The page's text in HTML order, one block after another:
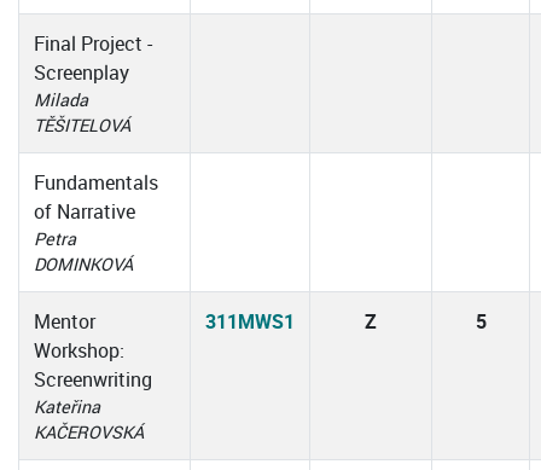
Final Project -
Screenplay
Milada
TĚŠITELOVÁ
Fundamentals
of Narrative
Petra
DOMINKOVÁ
Mentor
Workshop:
Screenwriting
Kateřina
KAČEROVSKÁ
311MWS1 Z 5